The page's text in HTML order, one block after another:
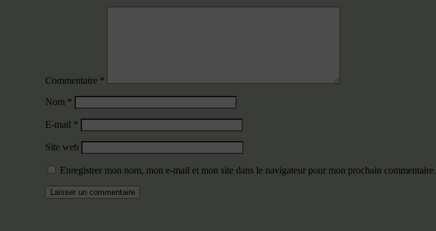
Commentaire *
Nom *
E-mail *
Site web
Enregistrer mon nom, mon e-mail et mon site dans le navigateur pour mon prochain commentaire.